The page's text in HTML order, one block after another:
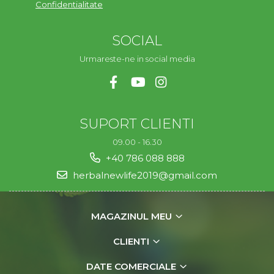
Confidentialitate
SOCIAL
Urmareste-ne in social media
SUPORT CLIENTI
09.00 - 16.30
+40 786 088 888
herbalnewlife2019@gmail.com
MAGAZINUL MEU
CLIENTI
DATE COMERCIALE